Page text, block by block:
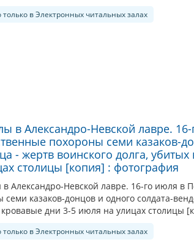
только в Электронных читальных залах
в Александро-Невской лавре.
похороны семи казаков-
- жертв воинского долга,
столицы [копия] : фотография
Александро-Невской лавре. 16-го июля в
семи казаков-донцов и одного солдата-
дни 3-5 июля на улицах столицы
только в Электронных читальных залах